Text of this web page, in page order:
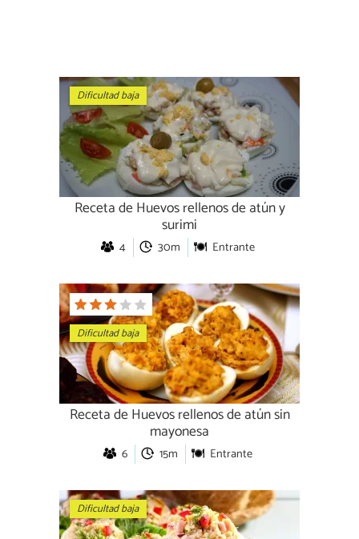
Dificultad baja
Receta de Huevos rellenos de atún y
surimi
4 30m Entrante
Dificultad baja
Receta de Huevos rellenos de atún sin
mayonesa
6 15m Entrante
Dificultad baja